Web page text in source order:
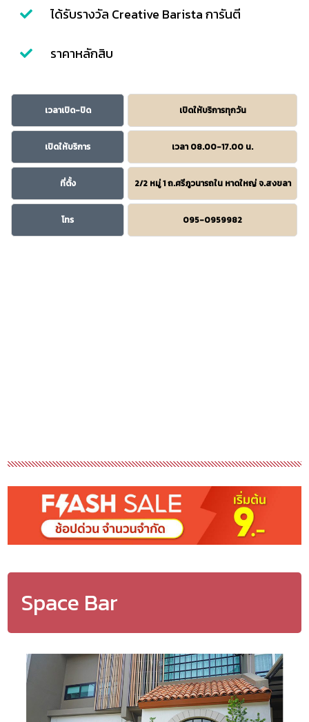
ได้รับรางวัล Creative Barista การันตี
ราคาหลักสิบ
เวลาเปิด-ปิด เปิดให้บริการทุกวัน
เปิดให้บริการ เวลา 08.00-17.00 น.
ที่ตั้ง 2/2 หมู่ 1 ถ.ศรีภูวนารถใน หาดใหญ่ จ.สงขลา
โทร 095-0959982
Space Bar